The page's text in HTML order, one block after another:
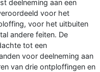
deelneming aan een
voor het
voor het uitbuiten
andere feiten. De
tot een
voor deelneming aan
van drie ontploffingen en